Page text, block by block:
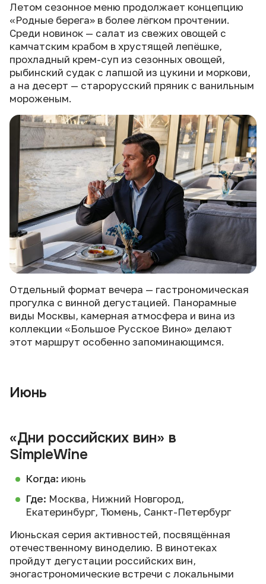
Летом сезонное меню продолжает концепцию
«Родные берега» в более лёгком прочтении.
Среди новинок — салат из свежих овощей с
камчатским крабом в хрустящей лепёшке,
прохладный крем-суп из сезонных овощей,
рыбинский судак с лапшой из цукини и моркови,
а на десерт — старорусский пряник с ванильным
мороженым.
Отдельный формат вечера — гастрономическая
прогулка с винной дегустацией. Панорамные
виды Москвы, камерная атмосфера и вина из
коллекции «Большое Русское Вино» делают
этот маршрут особенно запоминающимся.
Июнь
«Дни российских вин» в
SimpleWine
Когда: июнь
Где: Москва, Нижний Новгород,
Екатеринбург, Тюмень, Санкт-Петербург
Июньская серия активностей, посвящённая
отечественному виноделию. В винотеках
пройдут дегустации российских вин,
эногастрономические встречи с локальными